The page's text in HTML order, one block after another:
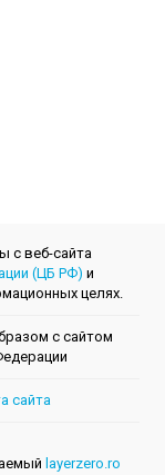
с веб-сайта
(ЦБ РФ) и
целях.
с сайтом
сайта
layerzero.ro